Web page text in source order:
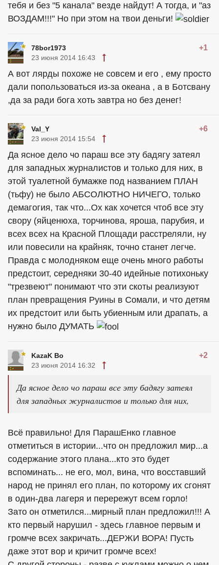
тебя и без "5 канала" везде найдут! А тогда, и "аз
ВОЗДАМ!!!" Но при этом на твои деньги!
78bor1973 +1
23 июня 2014 16:43
А вот лярды похоже не совсем и его , ему просто
дали попользоваться из-за океана , а в Ботсвану
,да за ради бога хоть завтра но без денег!
Val_Y +6
23 июня 2014 15:54
Да ясное дело чо параш все эту бадягу затеял
для западных журналистов и только для них, в
этой туалетной бумажке под названием ПЛАН
(тьфу) не было АБСОЛЮТНО НИЧЕГО, только
демагогия, так что...Ох как хочется чтоб все эту
свору (яйценюха, торчинова, яроша, парубия, и
всех всех на Красной Площади расстреляли, ну
или повесили на крайняк, точно станет легче.
Правда с молодняком еще очень много работы
предстоит, середняки 30-40 идейные потихоньку
"трезвеют" понимают что эти скоты реализуют
план превращения Руины в Сомали, и что детям
их предстоит или быть убиенным или драпать, а
нужно было ДУМАТЬ
KazaK Bo +2
23 июня 2014 16:32
Да ясное дело чо параш все эту бадягу затеял
для западных журналистов и только для них,
Всё правильно! Для ПарашЕнко главное
отметиться в истории...что он предложил мир...а
содержание этого плана...кто это будет
вспоминать... не его, мол, вина, что восставший
народ не принял его план, по которому их сгонят
в один-два лагеря и перережут всем горло!
Зато он отметился...мирный план предложил!!! А
кто первый нарушил - здесь главное первым и
громче всех закричать...ДЕРЖИ ВОРА! Пусть
даже этот вор и кричит громче всех!